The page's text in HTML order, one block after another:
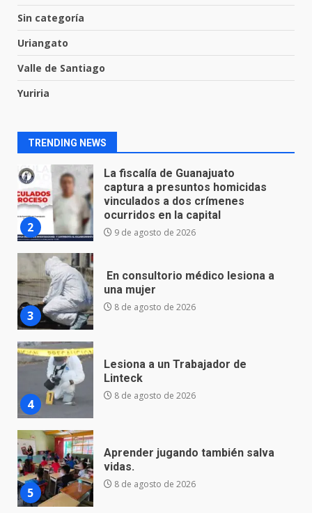
Sin categoría
Uriangato
Valle de Santiago
Yuriria
TRENDING NEWS
1
Hallazgo de restos humanos en
Santiago
2
La fiscalía de Guanajuato
3
En consultorio médico lesiona a
una mujer
8 de agosto de 2026
4
Lesiona a un Trabajador de
Linteck
8 de agosto de 2026
5
Aprender jugando también salva
vidas.
8 de agosto de 2026
6
Incendio en taller mecánico de
Puerto de Águila:
7 de agosto de 2026